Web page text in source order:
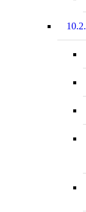
10.2.